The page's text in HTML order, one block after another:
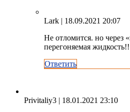
Lark | 18.09.2021 20:07
Не отломится. но через
перегоняемая
Ответить
Privitaliy3 | 18.01.2021 23:10